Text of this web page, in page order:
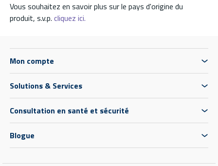
Vous souhaitez en savoir plus sur le pays d'origine du
produit, s.v.p. cliquez ici.
Mon compte
Solutions & Services
Consultation en santé et sécurité
Blogue